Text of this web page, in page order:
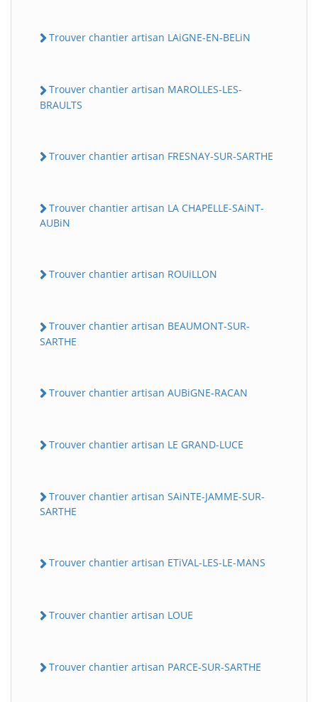
Trouver chantier artisan LAiGNE-EN-BELiN
Trouver chantier artisan MAROLLES-LES-
BRAULTS
Trouver chantier artisan FRESNAY-SUR-SARTHE
Trouver chantier artisan LA CHAPELLE-SAiNT-
AUBiN
Trouver chantier artisan ROUiLLON
Trouver chantier artisan BEAUMONT-SUR-
SARTHE
Trouver chantier artisan AUBiGNE-RACAN
Trouver chantier artisan LE GRAND-LUCE
Trouver chantier artisan SAiNTE-JAMME-SUR-
SARTHE
Trouver chantier artisan ETiVAL-LES-LE-MANS
Trouver chantier artisan LOUE
Trouver chantier artisan PARCE-SUR-SARTHE